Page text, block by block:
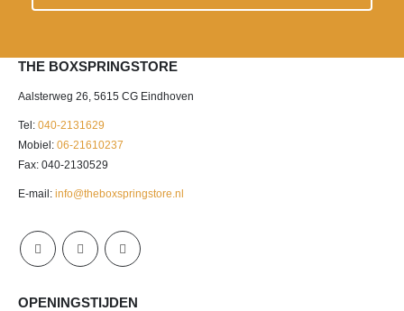
THE BOXSPRINGSTORE
Aalsterweg 26, 5615 CG Eindhoven
Tel: 040-2131629
Mobiel: 06-21610237
Fax: 040-2130529
E-mail: info@theboxspringstore.nl
OPENINGSTIJDEN